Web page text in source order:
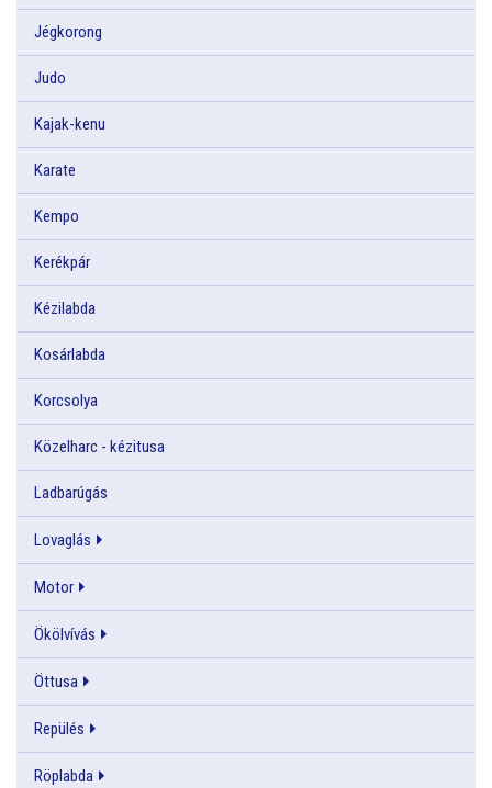
Jégkorong
Judo
Kajak-kenu
Karate
Kempo
Kerékpár
Kézilabda
Kosárlabda
Korcsolya
Közelharc - kézitusa
Ladbarúgás
Lovaglás
Motor
Ökölvívás
Öttusa
Repülés
Röplabda